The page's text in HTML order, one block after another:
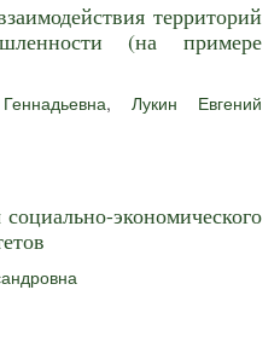
территорий
(на примере
, Лукин Евгений
экономического